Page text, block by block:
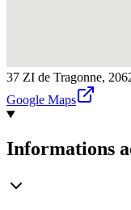
37 ZI de Tragonne,
Google Maps
Informations